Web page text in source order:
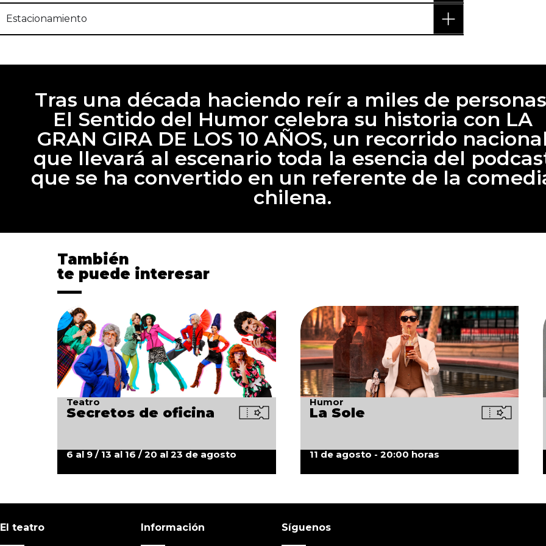
Estacionamiento
Tras una década haciendo reír a miles de
El Sentido del Humor celebra su historia con LA
GRAN GIRA DE LOS 10 AÑOS, un recorrido nacional
que llevará al escenario toda la esencia del
que se ha convertido en un referente de la
chilena.
También
te puede interesar
Teatro
Secretos de oficina
6 al 9 / 13 al 16 / 20 al 23 de agosto
Humor
La Sole
11 de agosto - 20:00 horas
El teatro Información Síguenos